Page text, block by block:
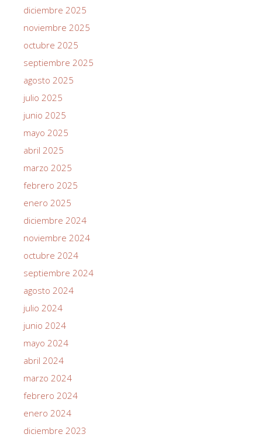
diciembre 2025
noviembre 2025
octubre 2025
septiembre 2025
agosto 2025
julio 2025
junio 2025
mayo 2025
abril 2025
marzo 2025
febrero 2025
enero 2025
diciembre 2024
noviembre 2024
octubre 2024
septiembre 2024
agosto 2024
julio 2024
junio 2024
mayo 2024
abril 2024
marzo 2024
febrero 2024
enero 2024
diciembre 2023